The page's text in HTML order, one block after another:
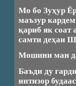
Мо бо Зуҳур
маъзур
қариб як соат
самти деҳаи
Мошини ман
Баъди ду
интизор